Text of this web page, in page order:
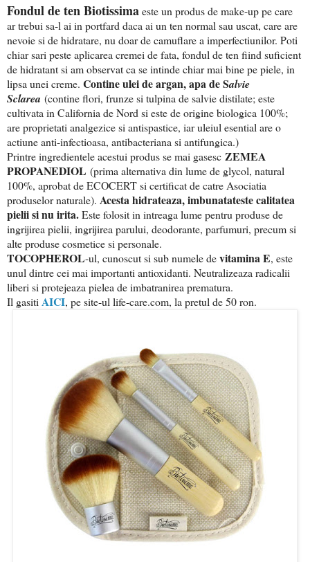
Fondul de ten Biotissimaeste un produs de make-up pe care
ar trebui sa-l ai in portfard daca ai un ten normal sau uscat, care are
nevoie si de hidratare, nu doar de camuflare a imperfectiunilor. Poti
chiar sari peste aplicarea cremei de fata, fondul de ten fiind suficient
de hidratant si am observat ca se intinde chiar mai bine pe piele, in
lipsa unei creme. Contine ulei de argan, apa de Salvie
Sclarea (contine flori, frunze si tulpina de salvie distilate; este
cultivata in California de Nord si este de origine biologica 100%;
are proprietati analgezice si antispastice, iar uleiul esential are o
actiune anti-infectioasa, antibacteriana si antifungica.)
Printre ingredientele acestui produs se mai gasesc ZEMEA
PROPANEDIOL (prima alternativa din lume de glycol, natural
100%, aprobat de ECOCERT si certificat de catre Asociatia
produselor naturale). Acesta hidrateaza, imbunatateste calitatea
pielii si nu irita.Este folosit in intreaga lume pentru produse de
ingrijirea pielii, ingrijirea parului, deodorante, parfumuri, precum si
alte produse cosmetice si personale.
TOCOPHEROL-ul, cunoscut si sub numele devitamina E, este
unul dintre cei mai importanti antioxidanti. Neutralizeaza radicalii
liberi si protejeaza pielea de imbatranirea prematura.
Il gasiti AICI, pe site-ul life-care.com, la pretul de 50 ron.